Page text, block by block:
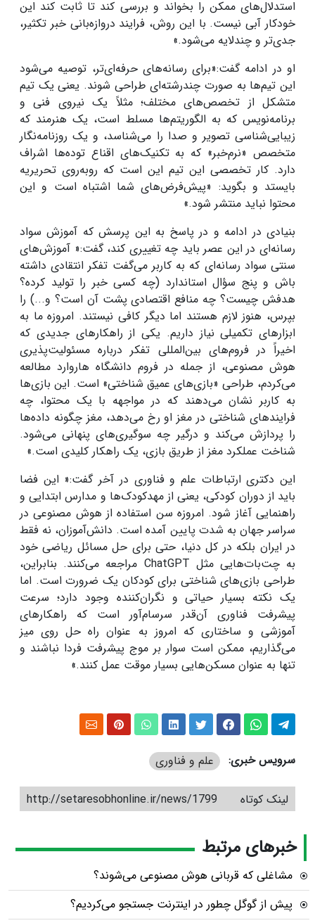
استدلال‌های ممکن را بخواند و بررسی کند تا ثابت کند این
خودکار آبی نیست. با این روش، فرایند دروازه‌بانی خبر تکثیر،
جدی‌تر و چندلایه می‌شود.»
او در ادامه گفت:«برای رسانه‌های حرفه‌ای‌تر، توصیه می‌شود
این تیم‌ها به صورت چندرشته‌ای طراحی شوند. یعنی یک تیم
متشکل از تخصص‌های مختلف؛ مثلاً یک نیروی فنی و
برنامه‌نویس که به الگوریتم‌ها مسلط است، یک هنرمند که
زیبایی‌شناسی تصویر و صدا را می‌شناسد، و یک روزنامه‌نگار
متخصص «نرم‌خبر» که به تکنیک‌های اقناع توده‌ها اشراف
دارد. کار تخصصی این تیم این است که روبه‌روی تحریریه
بایستد و بگوید: «پیش‌فرض‌های شما اشتباه است و این
محتوا نباید منتشر شود.»
بنیادی در ادامه و در پاسخ به این پرسش که آموزش سواد
رسانه‌ای در این عصر باید چه تغییری کند، گفت:« آموزش‌های
سنتی سواد رسانه‌ای که به کاربر می‌گفت تفکر انتقادی داشته
باش و پنج سؤال استاندارد (چه کسی خبر را تولید کرده؟
هدفش چیست؟ چه منافع اقتصادی پشت آن است؟ و...) را
بپرس، هنوز لازم هستند اما دیگر کافی نیستند. امروزه ما به
ابزارهای تکمیلی نیاز داریم. یکی از راهکارهای جدیدی که
اخیراً در فروم‌های بین‌المللی تفکر درباره مسئولیت‌پذیری
هوش مصنوعی، از جمله در فروم دانشگاه هاروارد مطالعه
می‌کردم، طراحی «بازی‌های عمیق شناختی» است. این بازی‌ها
به کاربر نشان می‌دهند که در مواجهه با یک محتوا، چه
فرایندهای شناختی در مغز او رخ می‌دهد، مغز چگونه داده‌ها
را پردازش می‌کند و درگیر چه سوگیری‌های پنهانی می‌شود.
شناخت عملکرد مغز از طریق بازی، یک راهکار کلیدی است.»
این دکتری ارتباطات علم و فناوری در آخر گفت:« این فضا
باید از دوران کودکی، یعنی از مهدکودک‌ها و مدارس ابتدایی و
راهنمایی آغاز شود. امروزه سن استفاده از هوش مصنوعی در
سراسر جهان به شدت پایین آمده است. دانش‌آموزان، نه فقط
در ایران بلکه در کل دنیا، حتی برای حل مسائل ریاضی خود
به چت‌بات‌هایی مثل ChatGPT مراجعه می‌کنند. بنابراین،
طراحی بازی‌های شناختی برای کودکان یک ضرورت است. اما
یک نکته بسیار حیاتی و نگران‌کننده وجود دارد؛ سرعت
پیشرفت فناوری آن‌قدر سرسام‌آور است که راهکارهای
آموزشی و ساختاری که امروز به عنوان راه حل روی میز
می‌گذاریم، ممکن است سوار بر موج پیشرفت فردا نباشند و
تنها به عنوان مسکن‌هایی بسیار موقت عمل کنند.»
سرویس خبری: علم و فناوری
لینک کوتاه http://setaresobhonline.ir/news/1799
خبرهای مرتبط
مشاغلی که قربانی هوش مصنوعی می‌شوند؟
پیش از گوگل چطور در اینترنت جستجو می‌کردیم؟